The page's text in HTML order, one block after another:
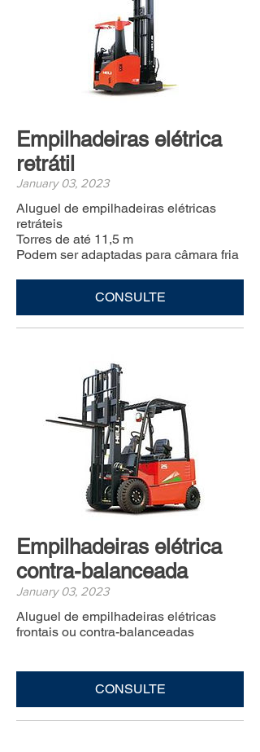
Empilhadeiras elétrica
retrátil
January 03, 2023
Aluguel de empilhadeiras elétricas
retráteis
Torres de até 11,5 m
Podem ser adaptadas para câmara fria
CONSULTE
Empilhadeiras elétrica
contra-balanceada
January 03, 2023
Aluguel de empilhadeiras elétricas
frontais ou contra-balanceadas
CONSULTE